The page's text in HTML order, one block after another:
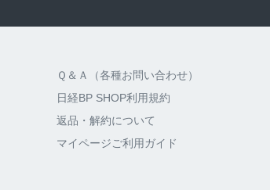
Ｑ＆Ａ（各種お問い合わせ）
日経BP SHOP利用規約
返品・解約について
マイページご利用ガイド